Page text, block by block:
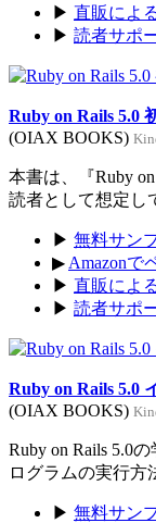
▶ 直販によ
▶ 読者サポ
Ruby on Rails 5.0
(OIAX BOOKS)
本書は、『Ruby
読者として想定し
▶ 無料サン
▶ Amazonで
▶ 直販によ
▶ 読者サポ
Ruby on Rails 5.0
(OIAX BOOKS)
Ruby on Rails 5.0
ログラムの実行方
▶ 無料サン